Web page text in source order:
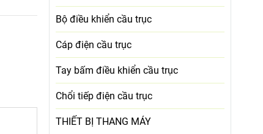
Bộ điều khiển cầu trục
Cáp điện cầu trục
Tay bấm điều khiển cầu trục
Chổi tiếp điện cầu trục
THIẾT BỊ THANG MÁY